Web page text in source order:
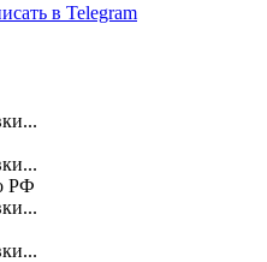
в Telegram
РФ